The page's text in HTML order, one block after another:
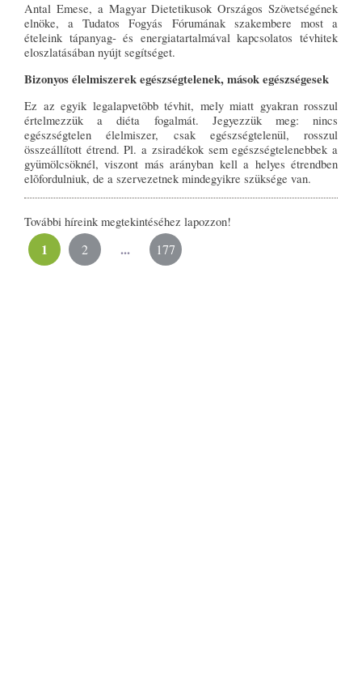
Antal Emese, a Magyar Dietetikusok Országos Szövetségének
elnöke, a Tudatos Fogyás Fórumának szakembere most a
ételeink tápanyag- és energiatartalmával kapcsolatos tévhitek
eloszlatásában nyújt segítséget.
Bizonyos élelmiszerek egészségtelenek, mások egészségesek
Ez az egyik legalapvetõbb tévhit, mely miatt gyakran rosszul
értelmezzük a diéta fogalmát. Jegyezzük meg: nincs
egészségtelen élelmiszer, csak egészségtelenül, rosszul
összeállított étrend. Pl. a zsiradékok sem egészségtelenebbek a
gyümölcsöknél, viszont más arányban kell a helyes étrendben
elõfordulniuk, de a szervezetnek mindegyikre szüksége van.
További híreink megtekintéséhez lapozzon!
1 2 ... 177